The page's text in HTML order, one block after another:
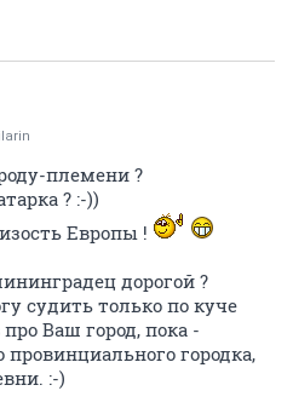
племени ?
? :-))
Европы !
дорогой ?
судить только по куче
Ваш город, пока -
городка,
:-)